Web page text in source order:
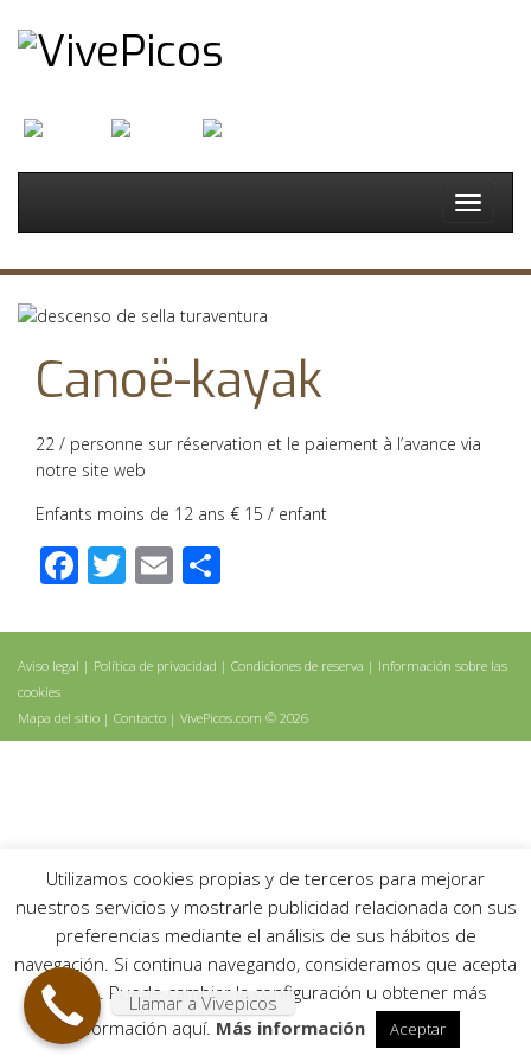
Toggle
Canoë-kayak
22 / personne sur réservation et le paiement à l’avance via
notre site web
Enfants moins de 12 ans € 15 / enfant
Facebook
Twitter
Email
Aviso legal | Política de privacidad | Condiciones de reserva | Información sobre las
cookies
Mapa del sitio | Contacto | VivePicos.com © 2026
Llamar a Vivepicos
Utilizamos cookies propias y de terceros para mejorar
nuestros servicios y mostrarle publicidad relacionada con sus
preferencias mediante el análisis de sus hábitos de
navegación. Si continua navegando, consideramos que acepta
su uso. Puede cambiar la configuración u obtener más
información aquí. Más información Aceptar